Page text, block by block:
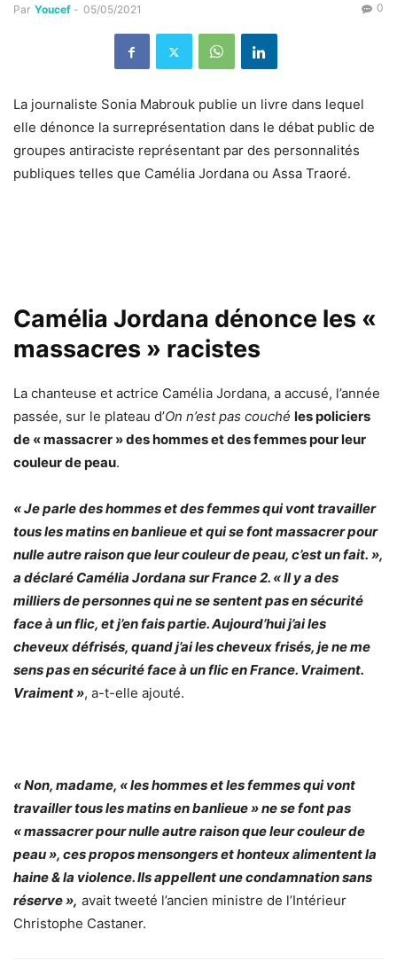
Par Youcef - 05/05/2021 0
La journaliste Sonia Mabrouk publie un livre dans lequel
elle dénonce la surreprésentation dans le débat public de
groupes antiraciste représentant par des personnalités
publiques telles que Camélia Jordana ou Assa Traoré.
Camélia Jordana dénonce les «
massacres » racistes
La chanteuse et actrice Camélia Jordana, a accusé, l’année
passée, sur le plateau d’On n’est pas couché les policiers
de « massacrer » des hommes et des femmes pour leur
couleur de peau.
« Je parle des hommes et des femmes qui vont travailler
tous les matins en banlieue et qui se font massacrer pour
nulle autre raison que leur couleur de peau, c’est un fait. »,
a déclaré Camélia Jordana sur France 2. « Il y a des
milliers de personnes qui ne se sentent pas en sécurité
face à un flic, et j’en fais partie. Aujourd’hui j’ai les
cheveux défrisés, quand j’ai les cheveux frisés, je ne me
sens pas en sécurité face à un flic en France. Vraiment.
Vraiment », a-t-elle ajouté.
« Non, madame, « les hommes et les femmes qui vont
travailler tous les matins en banlieue » ne se font pas
« massacrer pour nulle autre raison que leur couleur de
peau », ces propos mensongers et honteux alimentent la
haine & la violence. Ils appellent une condamnation sans
réserve », avait tweeté l’ancien ministre de l’Intérieur
Christophe Castaner.